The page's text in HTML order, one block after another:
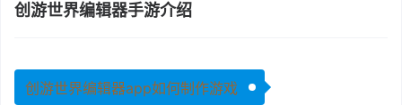
创游世界编辑器手游介绍
创游世界编辑器app如何制作游戏